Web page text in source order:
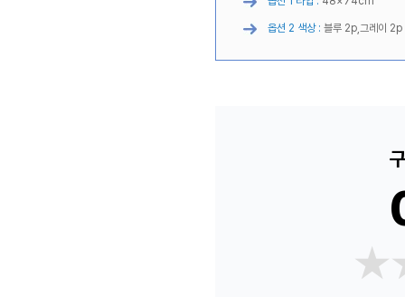
옵션 2 색상 : 블루 2p,그레이 2p